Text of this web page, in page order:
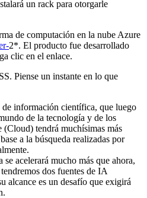
un rack para otorgarle
de computación en la nube Azure
2*. El producto fue desarrollado
clic en el enlace.
Piense un instante en lo que
información científica, que luego
de la tecnología y de los
tendrá muchísimas más
a la búsqueda realizadas por
acelerará mucho más que ahora,
tendremos dos fuentes de IA
alcance es un desafío que exigirá